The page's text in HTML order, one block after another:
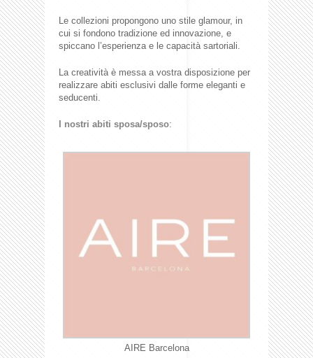
Le collezioni propongono uno stile glamour, in
cui si fondono tradizione ed innovazione, e
spiccano l’esperienza e le capacità sartoriali.
La creatività è messa a vostra disposizione per
realizzare abiti esclusivi dalle forme eleganti e
seducenti.
I nostri abiti sposa/sposo:
AIRE Barcelona